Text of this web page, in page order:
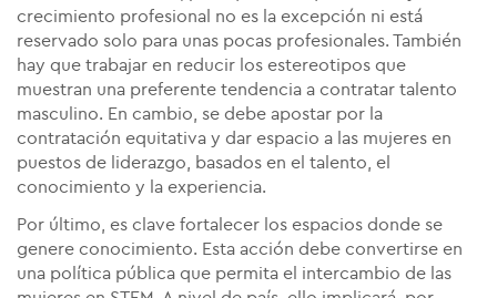
crecimiento profesional no es la excepción ni está
reservado solo para unas pocas profesionales. También
hay que trabajar en reducir los estereotipos que
muestran una preferente tendencia a contratar talento
masculino. En cambio, se debe apostar por la
contratación equitativa y dar espacio a las mujeres en
puestos de liderazgo, basados en el talento, el
conocimiento y la experiencia.
Por último, es clave fortalecer los espacios donde se
genere conocimiento. Esta acción debe convertirse en
una política pública que permita el intercambio de las